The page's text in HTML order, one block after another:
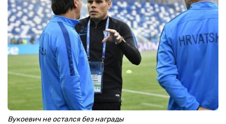
Вукоевич не остался без награды